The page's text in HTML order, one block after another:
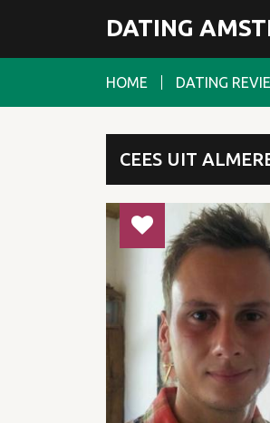
DATING
HOME DATING
CEES UIT